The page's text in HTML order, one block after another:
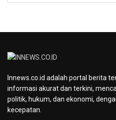
Innews.co.id adalah portal berita
informasi akurat dan terkini,
politik, hukum, dan ekonomi,
kecepatan.